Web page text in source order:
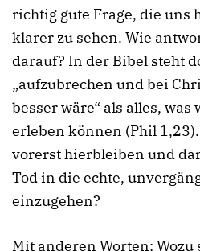
richtig gute Frage, die uns
klarer zu sehen. Wie
darauf? In der Bibel steht
„aufzubrechen und bei
besser wäre“ als alles,
erleben können (Phil
vorerst hierbleiben und
Tod in die echte,
einzugehen?
Mit anderen Worten: